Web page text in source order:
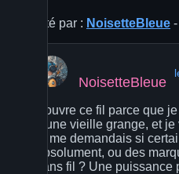
Posté par : NoisetteBleue
NoisetteBleue
J'ouvre ce fil parce que
d'une vieille grange, et
je me demandais si
absolument, ou des
sans fil ? Une